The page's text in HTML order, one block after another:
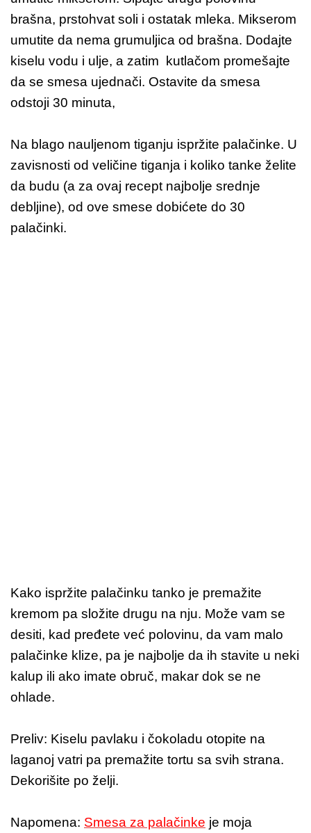
brašna, prstohvat soli i ostatak mleka. Mikserom
umutite da nema grumuljica od brašna. Dodajte
kiselu vodu i ulje, a zatim kutlačom promešajte
da se smesa ujednači. Ostavite da smesa
odstoji 30 minuta,
Na blago nauljenom tiganju ispržite palačinke. U
zavisnosti od veličine tiganja i koliko tanke želite
da budu (a za ovaj recept najbolje srednje
debljine), od ove smese dobićete do 30
palačinki.
Kako ispržite palačinku tanko je premažite
kremom pa složite drugu na nju. Može vam se
desiti, kad pređete već polovinu, da vam malo
palačinke klize, pa je najbolje da ih stavite u neki
kalup ili ako imate obruč, makar dok se ne
ohlade.
Preliv: Kiselu pavlaku i čokoladu otopite na
laganoj vatri pa premažite tortu sa svih strana.
Dekorišite po želji.
Napomena: Smesa za palačinke je moja